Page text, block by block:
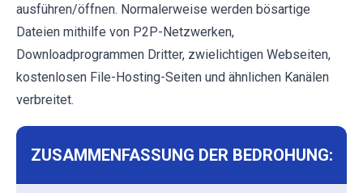
ausführen/öffnen. Normalerweise werden bösartige
Dateien mithilfe von P2P-Netzwerken,
Downloadprogrammen Dritter, zwielichtigen Webseiten,
kostenlosen File-Hosting-Seiten und ähnlichen Kanälen
verbreitet.
ZUSAMMENFASSUNG DER BEDROHUNG: